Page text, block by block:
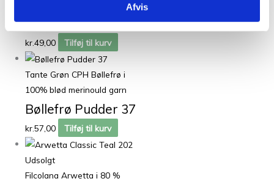
Afvis
Deep Olive 148
kr.49,00 Tilføj til kurv
Tante Grøn CPH Bøllefrø i
100% blød merinould garn
Bøllefrø Pudder 37
kr.57,00 Tilføj til kurv
Udsolgt
Filcolana Arwetta i 80 %